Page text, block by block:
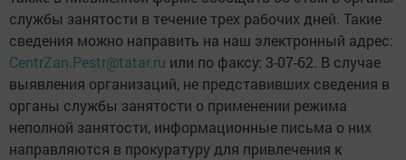
службы занятости в течение трех рабочих дней. Такие
сведения можно направить на наш электронный адрес:
CentrZan.Pestr@tatar.ru или по факсу: 3-07-62. В случае
выявления организаций, не представивших сведения в
органы службы занятости о применении режима
неполной занятости, информационные письма о них
направляются в прокуратуру для привлечения к